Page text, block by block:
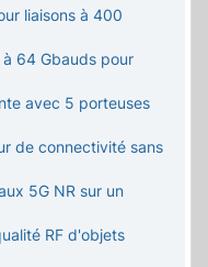
liaisons à 400
64 Gbauds pour
avec 5 porteuses
de connectivité sans
5G NR sur un
RF d'objets